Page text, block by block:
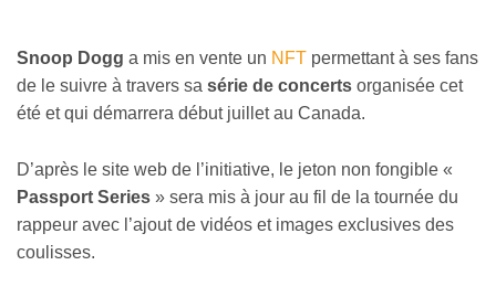
Snoop Dogg a mis en vente un NFT permettant à ses fans
de le suivre à travers sa série de concerts organisée cet
été et qui démarrera début juillet au Canada.
D’après le site web de l’initiative, le jeton non fongible «
Passport Series » sera mis à jour au fil de la tournée du
rappeur avec l’ajout de vidéos et images exclusives des
coulisses.